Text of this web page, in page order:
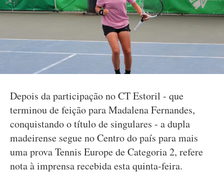
Depois da participação no CT Estoril - que
terminou de feição para Madalena Fernandes,
conquistando o título de singulares - a dupla
madeirense segue no Centro do país para mais
uma prova Tennis Europe de Categoria 2, refere
nota à imprensa recebida esta quinta-feira.